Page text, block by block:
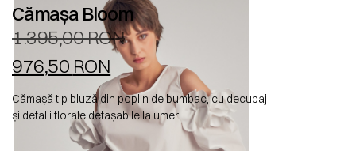
Cămașa Bloom
1.395,00RON
976,50 RON
Cămașă tip bluză din poplin de bumbac, cu decupaj
și detalii florale detașabile la umeri.